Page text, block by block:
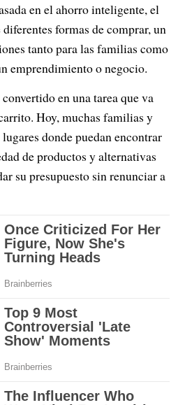
en el ahorro inteligente, el
formas de comprar, un
tanto para las familias como
emprendimiento o negocio.
en una tarea que va
Hoy, muchas familias y
donde puedan encontrar
de productos y alternativas
su presupuesto sin renunciar a